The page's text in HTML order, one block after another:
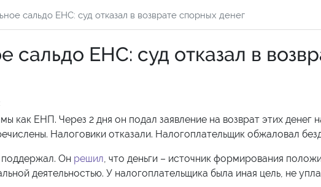
сальдо ЕНС: суд отказал в возврате спорных денег
сальдо ЕНС: суд отказал в
как ЕНП. Через 2 дня он подал заявление на возврат этих денег
Налоговики отказали. Налогоплательщик обжаловал
поддержал. Он решил, что деньги – источник формирования
деятельностью. У налогоплательщика была иная цель, не